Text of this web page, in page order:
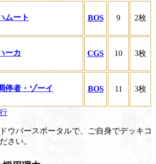
ムート BOS 9 2枚
ーカ CGS 10 3枚
停者・ゾーイ BOS 11 3枚
ウバースポータルで、ご自身でデッキコ
さい。